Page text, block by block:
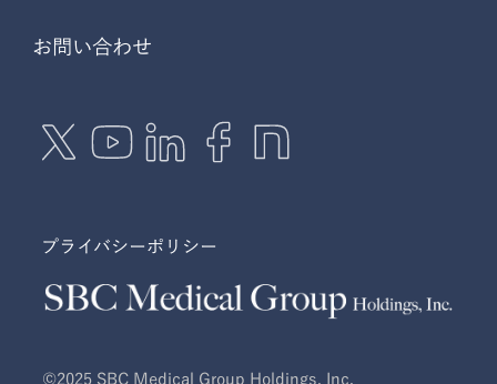
お問い合わせ
プライバシーポリシー
©2025 SBC Medical Group Holdings, Inc.